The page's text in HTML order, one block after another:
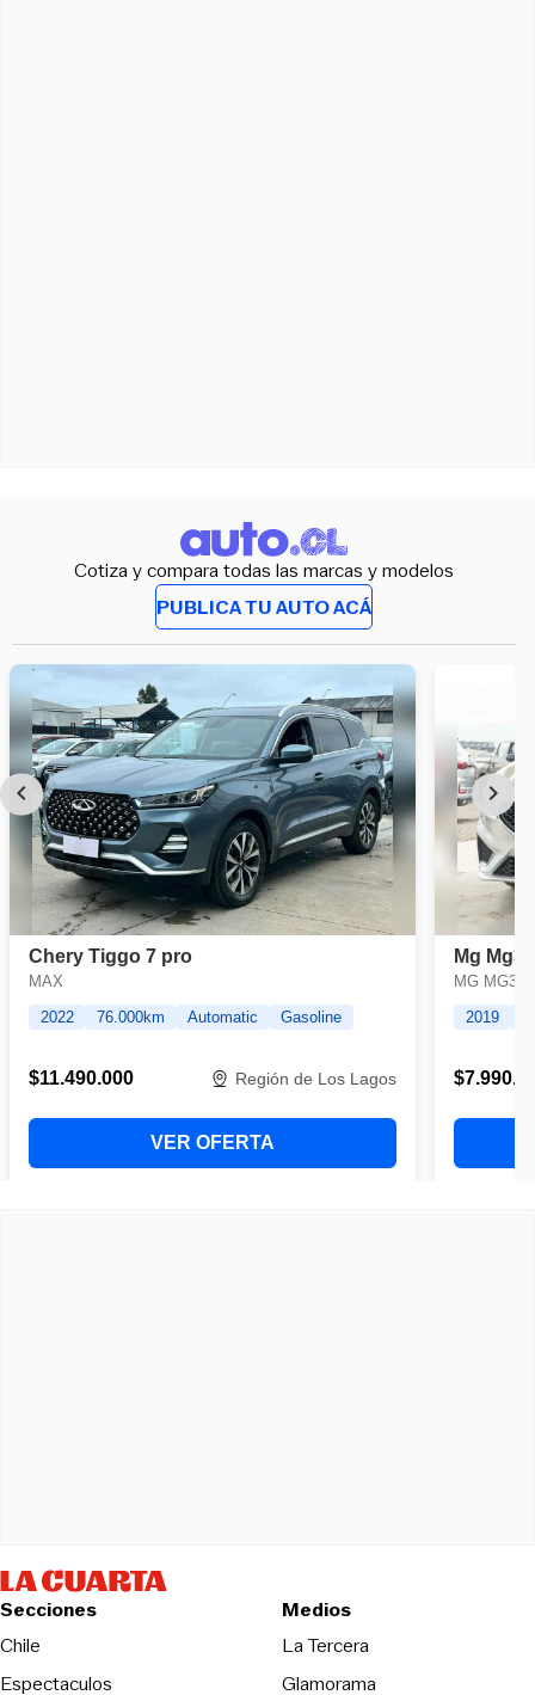
Cotiza y compara todas las marcas y modelos
PUBLICA TU AUTO ACÁ
Secciones
Chile
Espectaculos
Medios
La TerceraOpens in new
Glamorama